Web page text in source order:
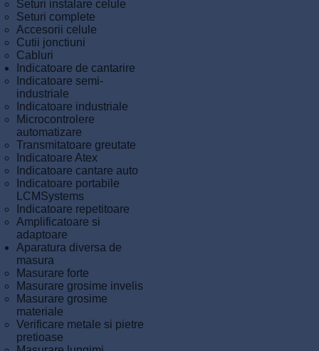
Seturi instalare celule
Seturi complete
Accesorii celule
Cutii jonctiuni
Cabluri
Indicatoare de cantarire
Indicatoare semi-
industriale
Indicatoare industriale
Microcontrolere
automatizare
Transmitatoare greutate
Indicatoare Atex
Indicatoare cantare auto
Indicatoare portabile
LCMSystems
Indicatoare repetitoare
Amplificatoare si
adaptoare
Aparatura diversa de
masura
Masurare forte
Masurare grosime invelis
Masurare grosime
materiale
Verificare metale si pietre
pretioase